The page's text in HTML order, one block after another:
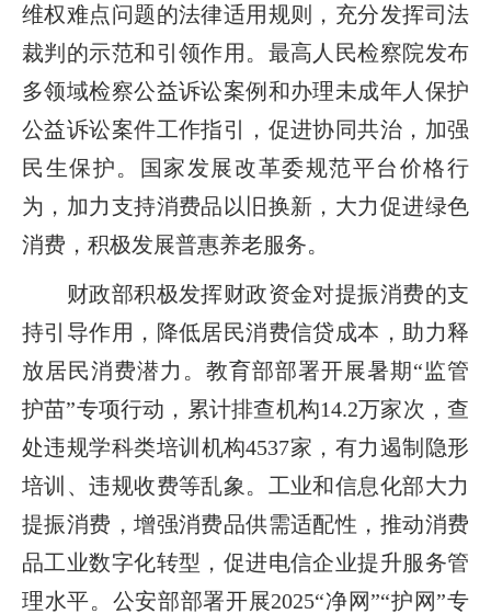
维权难点问题的法律适用规则，充分发挥司法
裁判的示范和引领作用。最高人民检察院发布
多领域检察公益诉讼案例和办理未成年人保护
公益诉讼案件工作指引，促进协同共治，加强
民生保护。国家发展改革委规范平台价格行
为，加力支持消费品以旧换新，大力促进绿色
消费，积极发展普惠养老服务。
财政部积极发挥财政资金对提振消费的支
持引导作用，降低居民消费信贷成本，助力释
放居民消费潜力。教育部部署开展暑期“监管
护苗”专项行动，累计排查机构14.2万家次，查
处违规学科类培训机构4537家，有力遏制隐形
培训、违规收费等乱象。工业和信息化部大力
提振消费，增强消费品供需适配性，推动消费
品工业数字化转型，促进电信企业提升服务管
理水平。公安部部署开展2025“净网”“护网”专